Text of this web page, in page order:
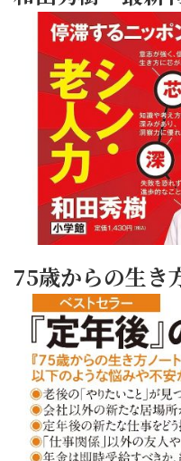
75歳からの生き